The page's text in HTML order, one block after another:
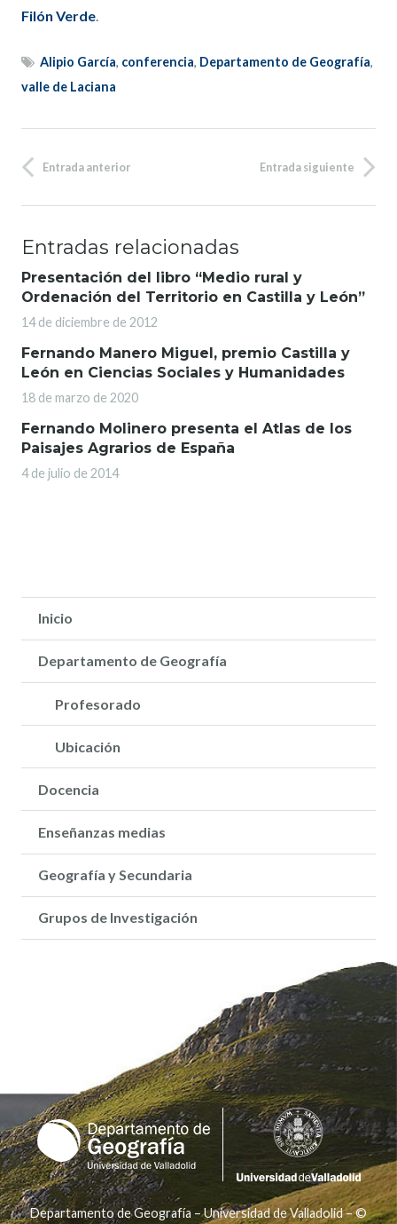
Filón Verde.
Alipio García, conferencia, Departamento de Geografía,
valle de Laciana
Entrada anterior Entrada siguiente
Entradas relacionadas
Presentación del libro “Medio rural y
Ordenación del Territorio en Castilla y León”
14 de diciembre de 2012
Fernando Manero Miguel, premio Castilla y
León en Ciencias Sociales y Humanidades
18 de marzo de 2020
Fernando Molinero presenta el Atlas de los
Paisajes Agrarios de España
4 de julio de 2014
Inicio
Departamento de Geografía
Profesorado
Ubicación
Docencia
Enseñanzas medias
Geografía y Secundaria
Grupos de Investigación
Departamento de Geografía – Universidad de Valladolid – ©